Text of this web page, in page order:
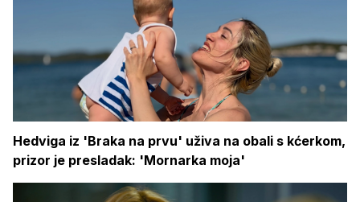
Hedviga iz 'Braka na prvu' uživa na obali s kćerkom,
prizor je presladak: 'Mornarka moja'